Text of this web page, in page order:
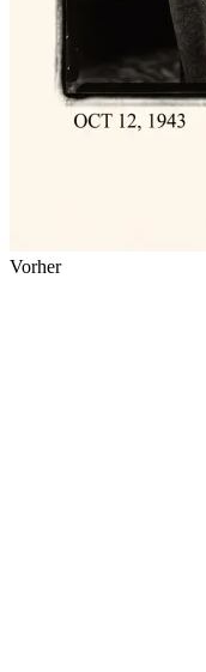
Vorher